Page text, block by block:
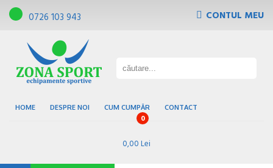
0726 103 943 CONTUL MEU
HOME DESPRE NOI CUM CUMPĂR CONTACT
0
0,00 Lei
Pardoseli sportive